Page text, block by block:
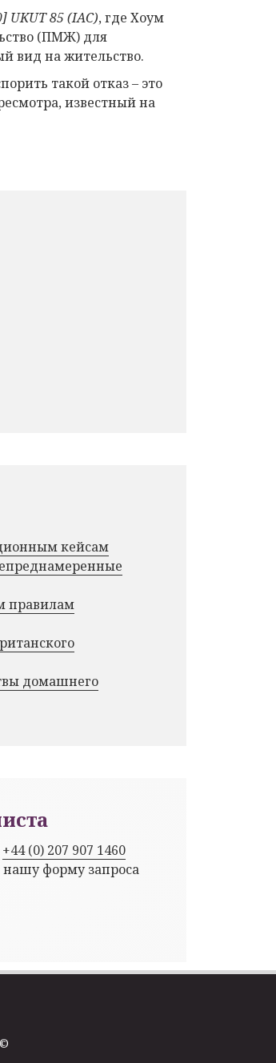
UKUT85 (IAC), где Хоум
(ПМЖ) для
вид на жительство.
такой отказ – это
известный на
кейсам
правилам
домашнего
+44 (0) 207 907 1460
форму запроса